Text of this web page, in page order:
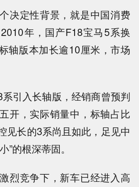
决定性背景，就是中国消费
年，国产F18宝马5系换
轴版本加长逾10厘米，市场
引入长轴版，经销商曾预判
开，实际销量中，标轴占比
见长的3系尚且如此，足见中
”的根深蒂固。
烈竞争下，新车已经进入高